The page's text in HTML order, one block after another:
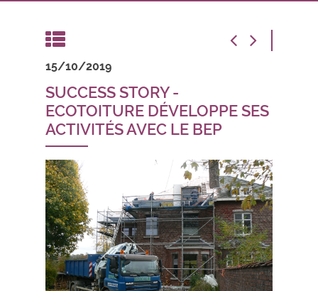
15/10/2019
SUCCESS STORY -
ECOTOITURE DÉVELOPPE SES
ACTIVITÉS AVEC LE BEP